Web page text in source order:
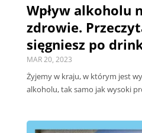
Wpływ alkoholu
zdrowie.
sięgniesz po
MAR 20, 2023
Żyjemy w kraju, w którym jest
alkoholu, tak samo jak wysoki